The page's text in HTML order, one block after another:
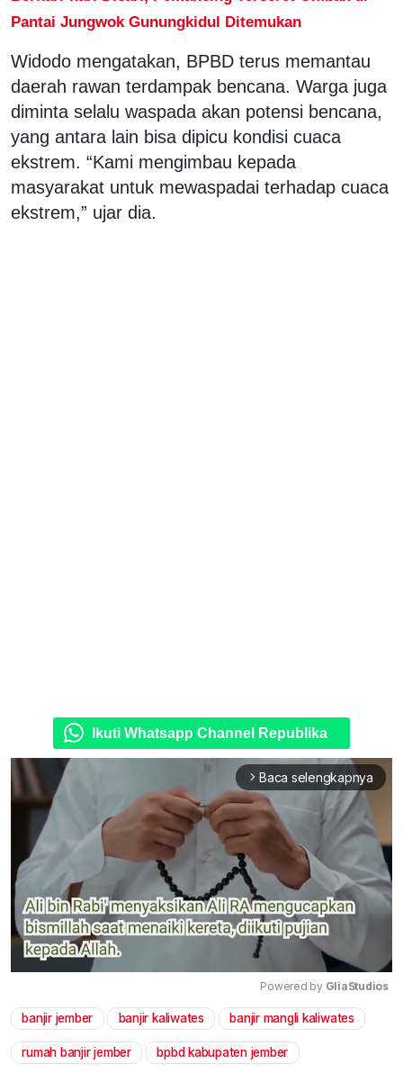
Pantai Jungwok Gunungkidul Ditemukan
Widodo mengatakan, BPBD terus memantau
daerah rawan terdampak bencana. Warga juga
diminta selalu waspada akan potensi bencana,
yang antara lain bisa dipicu kondisi cuaca
ekstrem. “Kami mengimbau kepada
masyarakat untuk mewaspadai terhadap cuaca
ekstrem,” ujar dia.
Ikuti Whatsapp Channel Republika
arrow_forward_ios Baca selengkapnya
Mute
Powered by GliaStudios
banjir jember banjir kaliwates banjir mangli kaliwates
rumah banjir jember bpbd kabupaten jember